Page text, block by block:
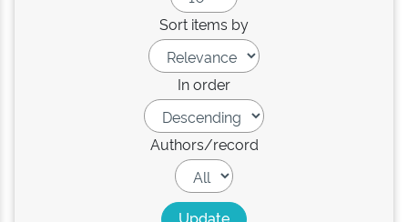
Sort items by
In order
Authors/record